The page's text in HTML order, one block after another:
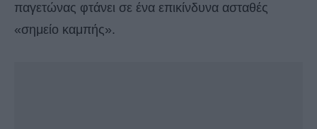
παγετώνας φτάνει σε ένα επικίνδυνα ασταθές
«σημείο καμπής».